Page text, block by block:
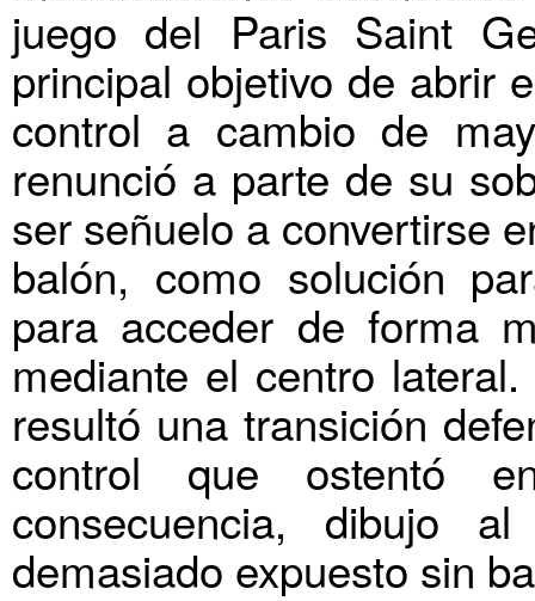
juego del Paris Saint
principal objetivo de abrir
control a cambio de
renunció a parte de su
ser señuelo a convertirse
balón, como solución
para acceder de forma
mediante el centro
resultó una transición
control que ostentó
consecuencia, dibujo
demasiado expuesto sin